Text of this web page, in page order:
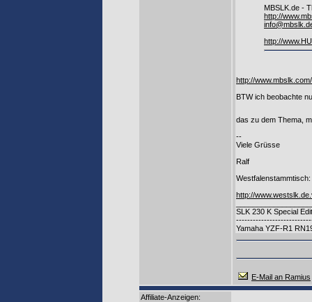
MBSLK.de -
http://
http://
http://
BTW ich beobachte
das zu dem Thema,
--
Viele Grüsse
Ralf
Westfalenstammtisch:
http://
SLK 230 K Special
Yamaha YZF-R1
E-Mail an Ramius
Affiliate-Anzeigen: